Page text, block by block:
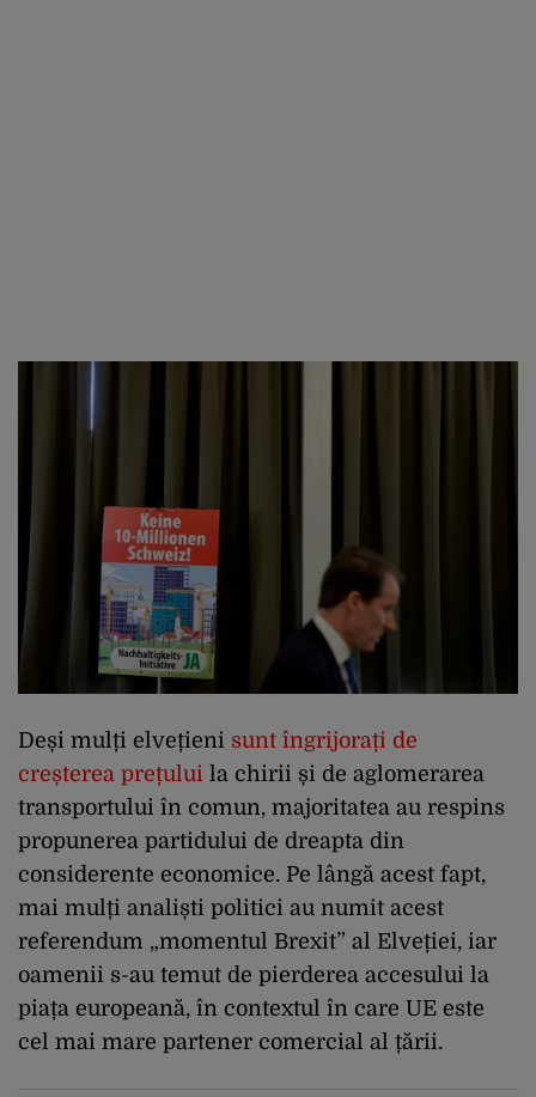
Deși mulți elvețieni sunt îngrijorați de
creșterea prețului la chirii și de aglomerarea
transportului în comun, majoritatea au respins
propunerea partidului de dreapta din
considerente economice. Pe lângă acest fapt,
mai mulți analiști politici au numit acest
referendum „momentul Brexit” al Elveției, iar
oamenii s-au temut de pierderea accesului la
piața europeană, în contextul în care UE este
cel mai mare partener comercial al țării.